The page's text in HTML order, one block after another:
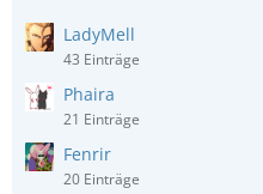
LadyMell
43 Einträge
Phaira
21 Einträge
Fenrir
20 Einträge